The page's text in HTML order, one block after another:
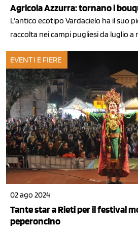
Agricola Azzurra: tornano i
L'antico ecotipo Vardacielo ha il suo
raccolta nei campi pugliesi da luglio a
EVENTI E FIERE
02 ago 2024
Tante star a Rieti per il festival
peperoncino